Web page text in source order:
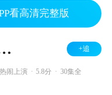
看高清完整版
的故事 +追
闹上演 5.8分 30集全